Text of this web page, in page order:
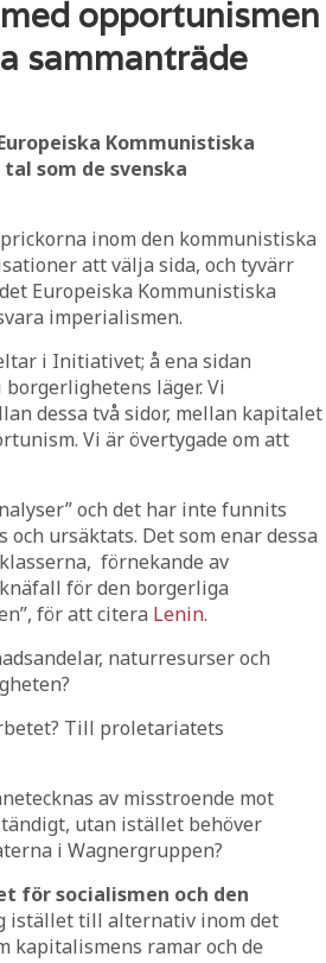
opportunismen
sammanträde
Kommunistiska
som de svenska
inom den kommunistiska
att välja sida, och tyvärr
Europeiska Kommunistiska
imperialismen.
i Initiativet; å ena sidan
läger. Vi
dessa två sidor, mellan kapitalet
Vi är övertygade om att
och det har inte funnits
ursäktats. Det som enar dessa
förnekande av
för den borgerliga
för att citera Lenin.
naturresurser och
Till proletariatets
av misstroende mot
utan istället behöver
i Wagnergruppen?
för socialismen och den
istället till alternativ inom det
kapitalismens ramar och de